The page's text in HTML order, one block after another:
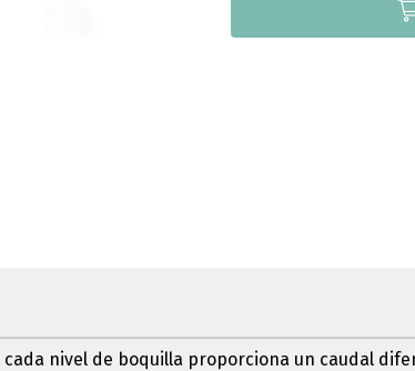
nivel de boquilla proporciona un caudal